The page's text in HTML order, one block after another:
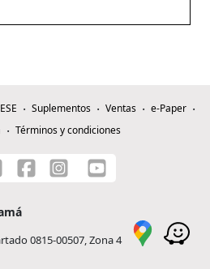
Suplementos Ventas
e-Paper
Términos y condiciones
0815-00507, Zona 4